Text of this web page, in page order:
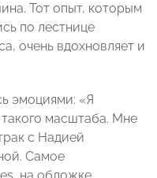
Тот опыт, которым
по лестнице
очень вдохновляет и
эмоциями: «Я
масштаба. Мне
с Надией
Самое